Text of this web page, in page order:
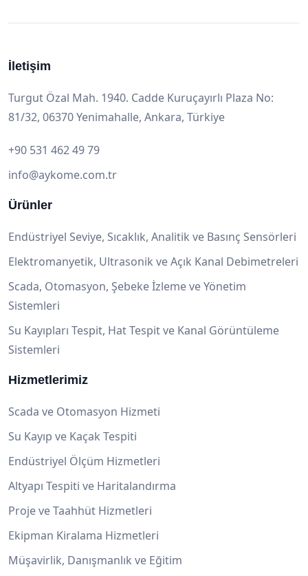
İletişim
Turgut Özal Mah. 1940. Cadde Kuruçayırlı Plaza No:
81/32, 06370 Yenimahalle, Ankara, Türkiye
+90 531 462 49 79
info@aykome.com.tr
Ürünler
Endüstriyel Seviye, Sıcaklık, Analitik ve Basınç Sensörleri
Elektromanyetik, Ultrasonik ve Açık Kanal Debimetreleri
Scada, Otomasyon, Şebeke İzleme ve Yönetim
Sistemleri
Su Kayıpları Tespit, Hat Tespit ve Kanal Görüntüleme
Sistemleri
Hizmetlerimiz
Scada ve Otomasyon Hizmeti
Su Kayıp ve Kaçak Tespiti
Endüstriyel Ölçüm Hizmetleri
Altyapı Tespiti ve Haritalandırma
Proje ve Taahhüt Hizmetleri
Ekipman Kiralama Hizmetleri
Müşavirlik, Danışmanlık ve Eğitim